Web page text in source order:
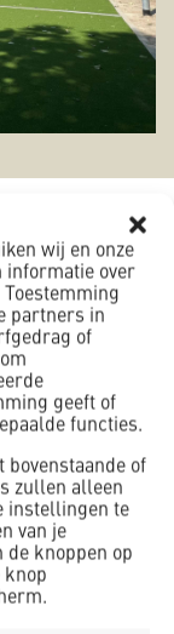
wij en onze
informatie over
partners in
of
geeft of
functies.
of
zullen alleen
instellingen te
van je
de knoppen op
knop